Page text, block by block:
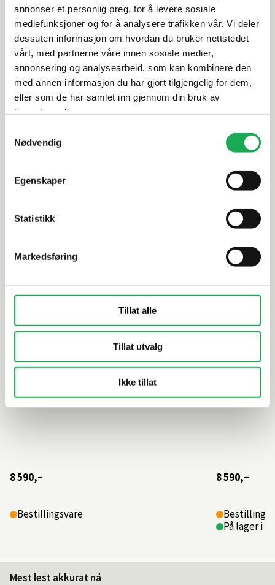
annonser et personlig preg, for å levere sosiale
mediefunksjoner og for å analysere trafikken vår. Vi deler
dessuten informasjon om hvordan du bruker nettstedet
vårt, med partnerne våre innen sosiale medier,
annonsering og analysearbeid, som kan kombinere den
med annen informasjon du har gjort tilgjengelig for dem,
eller som de har samlet inn gjennom din bruk av
tjenestene deres.
Nødvendig
Egenskaper
Statistikk
Markedsføring
Tillat alle
Tillat utvalg
Ikke tillat
Spesifikasjoner
Rengjøring og vedlikehold
Leveringsinformasjon
Sandfarget
KORSBAKKEN BAD
8 590,–
Bestillingsvare
Sort
8 590,–
På lager i
Mest lest akkurat nå